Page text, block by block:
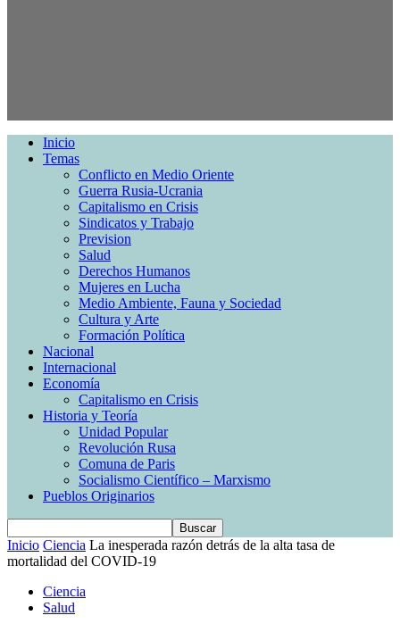
Inicio
Temas
Conflicto en Medio Oriente
Guerra Rusia-Ucrania
Capitalismo en Crisis
Sindicatos y Trabajo
Prevision
Salud
Derechos Humanos
Mujeres en Lucha
Medio Ambiente, Fauna y Sociedad
Cultura y Arte
Formación Política
Nacional
Internacional
Economía
Capitalismo en Crisis
Historia y Teoría
Unidad Popular
Revolución Rusa
Comuna de Paris
Socialismo Científico – Marxismo
Pueblos Originarios
Inicio Ciencia La inesperada razón detrás de la alta tasa de
mortalidad del COVID-19
Ciencia
Salud